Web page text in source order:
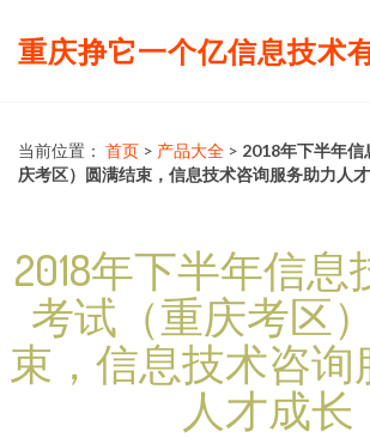
重庆挣它一个亿信息技术
当前位置： 首页 > 产品大全 > 2018年下半年
庆考区）圆满结束，信息技术咨询服务助力人
2018年下半年信息
考试（重庆考区
束，信息技术咨询
人才成长